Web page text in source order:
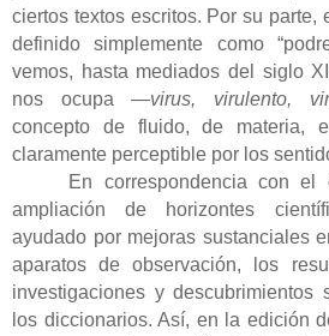
ciertos textos escritos. Por su parte,
definido simplemente como
vemos, hasta mediados del siglo
nos ocupa —virus, virulento,
concepto de fluido, de materia,
claramente perceptible por los
En correspondencia con
ampliación de horizontes
ayudado por mejoras sustanciales
aparatos de observación, los
investigaciones y descubrimientos
los diccionarios. Así, en la edición